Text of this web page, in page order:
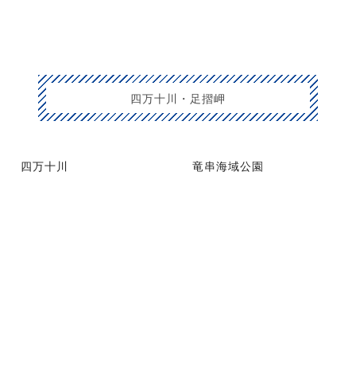
四万十川・足摺岬
四万十川 竜串海域公園